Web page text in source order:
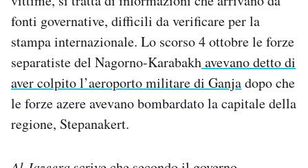
fonti governative, difficili da verificare per la
stampa internazionale. Lo scorso 4 ottobre le forze
separatiste del Nagorno-Karabakhavevano detto di
aver colpito l’aeroporto militare di Ganjadopo che
le forze azere avevano bombardato la capitale della
regione, Stepanakert.